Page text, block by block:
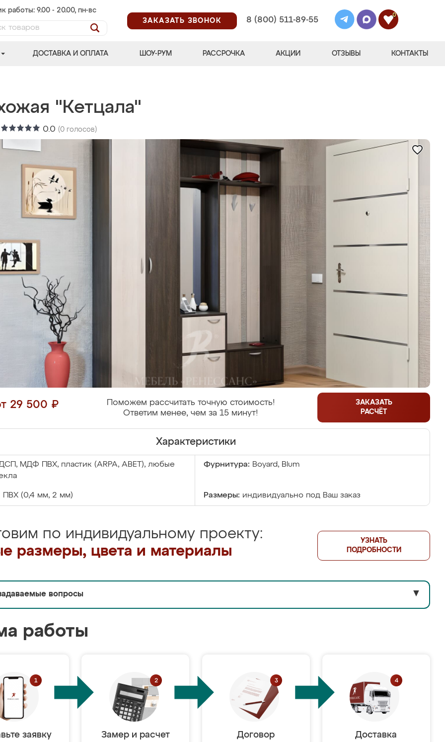
работы: 9.00 - 20.00, пн-вс
ЗАКАЗАТЬ ЗВОНОК
8 (800) 511-89-55
0
ДОСТАВКА И ОПЛАТА ШОУ-РУМ РАССРОЧКА АКЦИИ ОТЗЫВЫ КОНТАКТЫ
"Кетцала"
0.0 (0 голосов)
29 500 ₽
Поможем рассчитать точную стоимость!
Ответим менее, чем за 15 минут!
ЗАКАЗАТЬ
РАСЧЁТ
Характеристики
МДФ ПВХ, пластик (ARPA, ABET), любые
Фурнитура: Boyard, Blum
ПВХ (0,4 мм, 2 мм) Размеры: индивидуально под Ваш заказ
по индивидуальному проекту:
размеры, цвета и материалы
УЗНАТЬ
ПОДРОБНОСТИ
вопросы ▼
работы
заявку Замер и расчет
Договор
Доставка